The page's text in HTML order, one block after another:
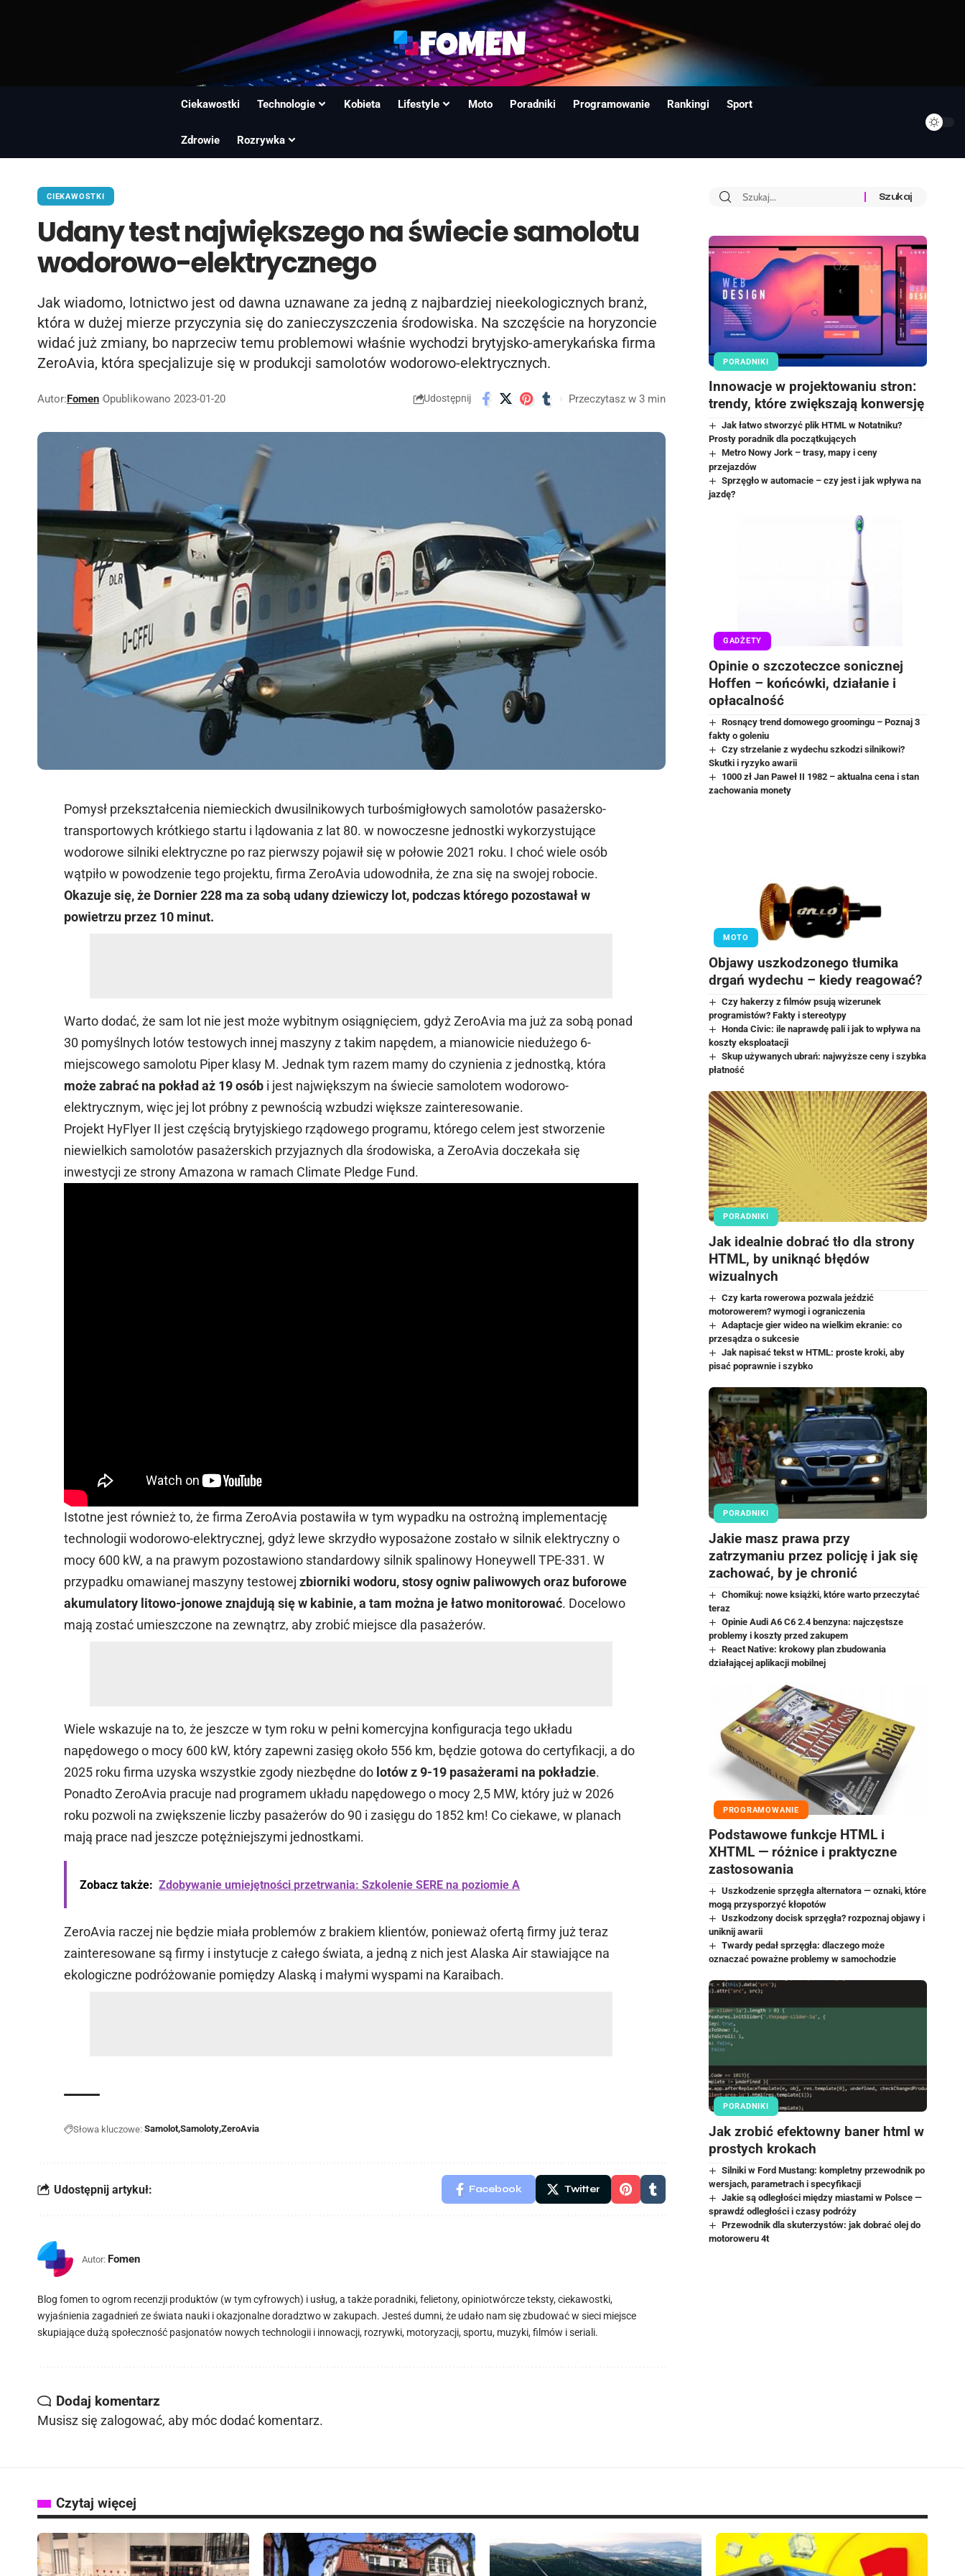
Ciekawostki Technologie Kobieta Lifestyle Moto Poradniki Programowanie Rankingi Sport
Zdrowie Rozrywka
CIEKAWOSTKI
Udany test największego na świecie samolotu
wodorowo-elektrycznego
Jak wiadomo, lotnictwo jest od dawna uznawane za jedną z najbardziej nieekologicznych branż,
która w dużej mierze przyczynia się do zanieczyszczenia środowiska. Na szczęście na horyzoncie
widać już zmiany, bo naprzeciw temu problemowi właśnie wychodzi brytyjsko-amerykańska firma
ZeroAvia, która specjalizuje się w produkcji samolotów wodorowo-elektrycznych.
Autor:Fomen Opublikowano 2023-01-20 Udostępnij Przeczytasz w 3 min
Pomysł przekształcenia niemieckich dwusilnikowych turbośmigłowych samolotów pasażersko-
transportowych krótkiego startu i lądowania z lat 80. w nowoczesne jednostki wykorzystujące
wodorowe silniki elektryczne po raz pierwszy pojawił się w połowie 2021 roku. I choć wiele osób
wątpiło w powodzenie tego projektu, firma ZeroAvia udowodniła, że zna się na swojej robocie.
Okazuje się, że Dornier 228 ma za sobą udany dziewiczy lot, podczas którego pozostawał w
powietrzu przez 10 minut.
Warto dodać, że sam lot nie jest może wybitnym osiągnięciem, gdyż ZeroAvia ma już za sobą ponad
30 pomyślnych lotów testowych innej maszyny z takim napędem, a mianowicie niedużego 6-
miejscowego samolotu Piper klasy M. Jednak tym razem mamy do czynienia z jednostką, która
może zabrać na pokład aż 19 osób i jest największym na świecie samolotem wodorowo-
elektrycznym, więc jej lot próbny z pewnością wzbudzi większe zainteresowanie.
Projekt HyFlyer II jest częścią brytyjskiego rządowego programu, którego celem jest stworzenie
niewielkich samolotów pasażerskich przyjaznych dla środowiska, a ZeroAvia doczekała się
inwestycji ze strony Amazona w ramach Climate Pledge Fund.
Istotne jest również to, że firma ZeroAvia postawiła w tym wypadku na ostrożną implementację
technologii wodorowo-elektrycznej, gdyż lewe skrzydło wyposażone zostało w silnik elektryczny o
mocy 600 kW, a na prawym pozostawiono standardowy silnik spalinowy Honeywell TPE-331. W
przypadku omawianej maszyny testowejzbiorniki wodoru, stosy ogniw paliwowych oraz buforowe
akumulatory litowo-jonowe znajdują się w kabinie, a tam można je łatwo monitorować. Docelowo
mają zostać umieszczone na zewnątrz, aby zrobić miejsce dla pasażerów.
Wiele wskazuje na to, że jeszcze w tym roku w pełni komercyjna konfiguracja tego układu
napędowego o mocy 600 kW, który zapewni zasięg około 556 km, będzie gotowa do certyfikacji, a do
2025 roku firma uzyska wszystkie zgody niezbędne do lotów z 9-19 pasażerami na pokładzie.
Ponadto ZeroAvia pracuje nad programem układu napędowego o mocy 2,5 MW, który już w 2026
roku pozwoli na zwiększenie liczby pasażerów do 90 i zasięgu do 1852 km! Co ciekawe, w planach
mają prace nad jeszcze potężniejszymi jednostkami.
Zobacz także: Zdobywanie umiejętności przetrwania: Szkolenie SERE na poziomie A
ZeroAvia raczej nie będzie miała problemów z brakiem klientów, ponieważ ofertą firmy już teraz
zainteresowane są firmy i instytucje z całego świata, a jedną z nich jest Alaska Air stawiające na
ekologiczne podróżowanie pomiędzy Alaską i małymi wyspami na Karaibach.
Słowa kluczowe: Samolot Samoloty ZeroAvia
Udostępnij artykuł: Facebook Twitter
Autor: Fomen
Blog fomen to ogrom recenzji produktów (w tym cyfrowych) i usług, a także poradniki, felietony, opiniotwórcze teksty, ciekawostki,
wyjaśnienia zagadnień ze świata nauki i okazjonalne doradztwo w zakupach. Jesteś dumni, że udało nam się zbudować w sieci miejsce
skupiające dużą społeczność pasjonatów nowych technologii i innowacji, rozrywki, motoryzacji, sportu, muzyki, filmów i seriali.
Dodaj komentarz
Musisz się zalogować, aby móc dodać komentarz.
PORADNIKI
Innowacje w projektowaniu stron:
trendy, które zwiększają konwersję
Jak łatwo stworzyć plik HTML w Notatniku?
Prosty poradnik dla początkujących
Metro Nowy Jork – trasy, mapy i ceny
przejazdów
Sprzęgło w automacie – czy jest i jak wpływa na
jazdę?
GADŻETY
Opinie o szczoteczce sonicznej
Hoffen – końcówki, działanie i
opłacalność
Rosnący trend domowego groomingu – Poznaj 3
fakty o goleniu
Czy strzelanie z wydechu szkodzi silnikowi?
Skutki i ryzyko awarii
1000 zł Jan Paweł II 1982 – aktualna cena i stan
zachowania monety
MOTO
Objawy uszkodzonego tłumika
drgań wydechu – kiedy reagować?
Czy hakerzy z filmów psują wizerunek
programistów? Fakty i stereotypy
Honda Civic: ile naprawdę pali i jak to wpływa na
koszty eksploatacji
Skup używanych ubrań: najwyższe ceny i szybka
płatność
PORADNIKI
Jak idealnie dobrać tło dla strony
HTML, by uniknąć błędów
wizualnych
Czy karta rowerowa pozwala jeździć
motorowerem? wymogi i ograniczenia
Adaptacje gier wideo na wielkim ekranie: co
przesądza o sukcesie
Jak napisać tekst w HTML: proste kroki, aby
pisać poprawnie i szybko
PORADNIKI
Jakie masz prawa przy
zatrzymaniu przez policję i jak się
zachować, by je chronić
Chomikuj: nowe książki, które warto przeczytać
teraz
Opinie Audi A6 C6 2.4 benzyna: najczęstsze
problemy i koszty przed zakupem
React Native: krokowy plan zbudowania
działającej aplikacji mobilnej
PROGRAMOWANIE
Podstawowe funkcje HTML i
XHTML — różnice i praktyczne
zastosowania
Uszkodzenie sprzęgła alternatora — oznaki, które
mogą przysporzyć kłopotów
Uszkodzony docisk sprzęgła? rozpoznaj objawy i
uniknij awarii
Twardy pedał sprzęgła: dlaczego może
oznaczać poważne problemy w samochodzie
PORADNIKI
Jak zrobić efektowny baner html w
prostych krokach
Silniki w Ford Mustang: kompletny przewodnik po
wersjach, parametrach i specyfikacji
Jakie są odległości między miastami w Polsce —
sprawdź odległości i czasy podróży
Przewodnik dla skuterzystów: jak dobrać olej do
motoroweru 4t
Czytaj więcej